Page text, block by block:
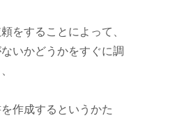
をすることによって、
いかどうかをすぐに調
作成するというかた